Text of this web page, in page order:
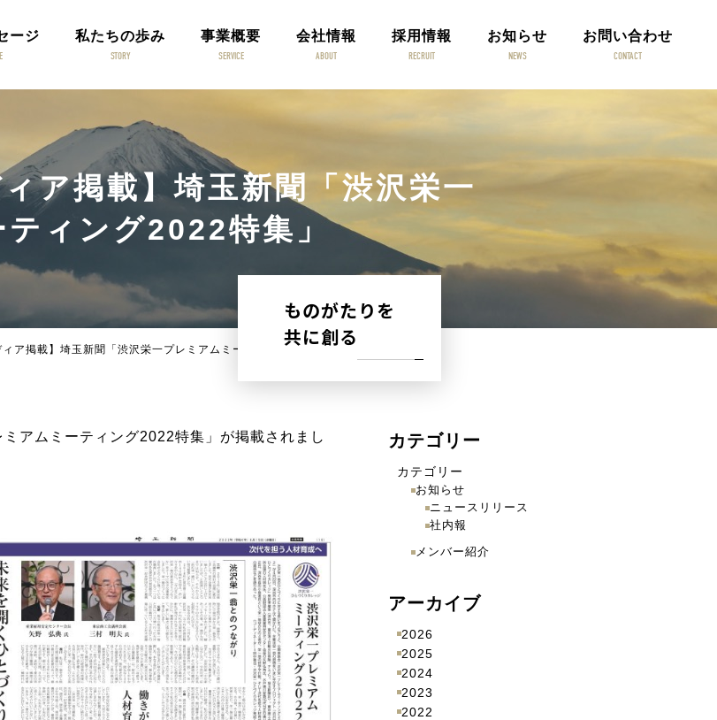
ージ 私たちの歩み
STORY
事業概要
SERVICE
会社情報
ABOUT
採用情報
RECRUIT
お知らせ
NEWS
お問い合わせ
CONTACT
ア掲載】埼玉新聞「渋沢栄一
ティング2022特集」
ものがたりを
共に創る
ア掲載】埼玉新聞「渋沢栄一プレミアムミーティング2022特集」
アムミーティング2022特集」が掲載されまし
カテゴリー
カテゴリー
お知らせ
ニュースリリース
社内報
メンバー紹介
アーカイブ
2026
2025
2024
2023
2022